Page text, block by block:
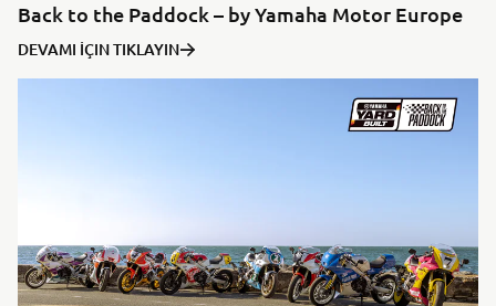
Back to the Paddock – by Yamaha Motor Europe
DEVAMI İÇIN TIKLAYIN